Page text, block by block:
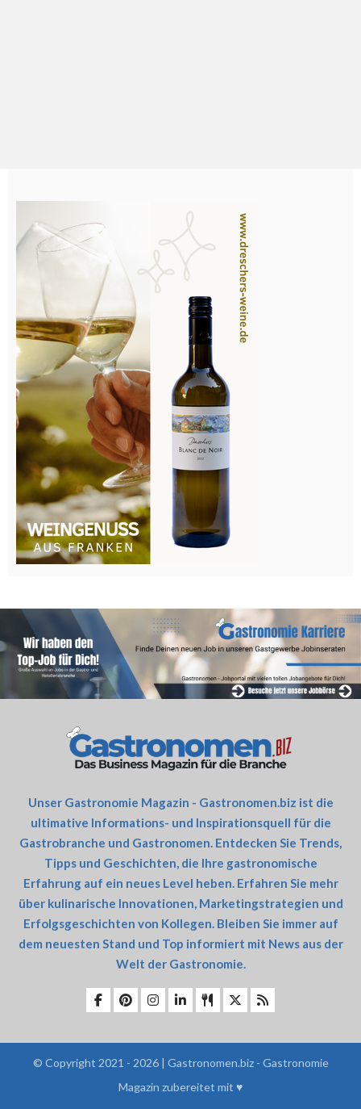
Unser Gastronomie Magazin - Gastronomen.biz ist die
ultimative Informations- und Inspirationsquell für die
Gastrobranche und Gastronomen. Entdecken Sie Trends,
Tipps und Geschichten, die Ihre gastronomische
Erfahrung auf ein neues Level heben. Erfahren Sie mehr
über kulinarische Innovationen, Marketingstrategien und
Erfolgsgeschichten von Kollegen. Bleiben Sie immer auf
dem neuesten Stand und Top informiert mit News aus der
Welt der Gastronomie.
© Copyright 2021 - 2026 | Gastronomen.biz - Gastronomie
Magazin zubereitet mit ♥